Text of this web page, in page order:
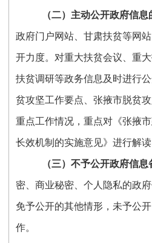
（二）主动公开政府信息
政府门户网站、甘肃扶贫等网
开力度。对重大扶贫会议、重
扶贫调研等政务信息及时进行
贫攻坚工作要点、张掖市脱贫
重点工作情况，重点对《张掖
长效机制的实施意见》进行解读
（三）不予公开政府信息
密、商业秘密、个人隐私的政
免予公开的其他情形，未予公
作。